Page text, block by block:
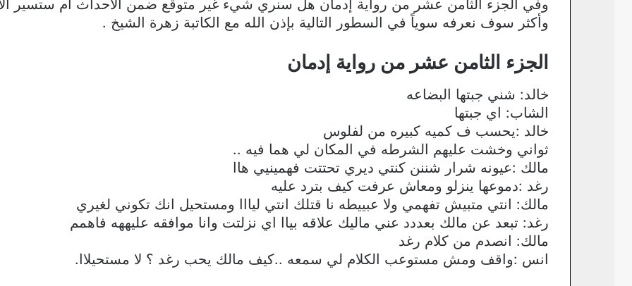
وفي الجزء الثامن عشر من رواية إدمان هل سنري شيء غير متوقع ضمن الأحداث أم ستسير
وأكثر سوف نعرفه سوياً في السطور التالية بإذن الله مع الكاتبة زهرة الشيخ .
الجزء الثامن عشر من رواية إدمان
خالد: شني جبتها البضاعه
الشاب: اي جبتها
خالد :يحسب ف كميه كبيره من لفلوس
ثواني وخشت عليهم الشرطه في المكان لي هما فيه ..
مالك :عيونه شرار شننن كنتي ديري تحتتت فهمينيي هاا
رغد :دموعها ينزلو ومعاش عرفت كيف بترد عليه
مالك: انتي متبيش تفهمي ولا عبييطه نا قتلك انتي ليااا ومستحيل انك تكوني لغيري
رغد: تبعد عن مالك بعددد عني ماليك علاقه بياا اي نزلتت وانا موافقه عليههه فاهمم
مالك: انصدم من كلام رغد
انس :واقف ومش مستوعب الكلام لي سمعه ..كيف مالك يحب رغد ؟ لا مستحيلاا.